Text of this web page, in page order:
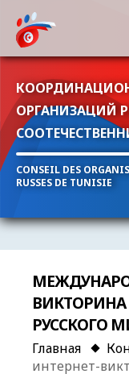
ОРГАНИЗАЦИЙ
CONSEIL DES
RUSSES DE TUNISIE
РУССКОГО
Главная
интернет-